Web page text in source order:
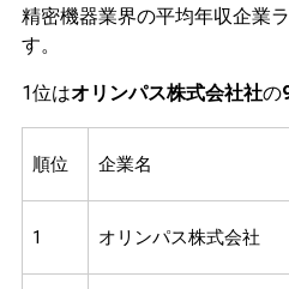
精密機器業界の平均年収企業
す。
1位はオリンパス株式会社社の
順位 企業名
1 オリンパス株式会社